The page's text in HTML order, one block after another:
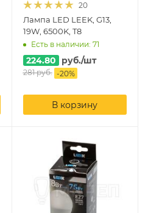
20
Лампа LED LEEK, G13,
19W, 6500K, T8
Есть в наличии: 71
224.80 руб./шт
281руб. -20%
В корзину